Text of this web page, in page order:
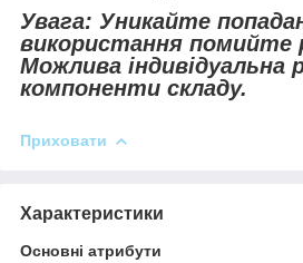
Увага: Уникайте
використання помийте
Можлива індивідуальна
компоненти складу.
Приховати
Характеристики
Основні атрибути